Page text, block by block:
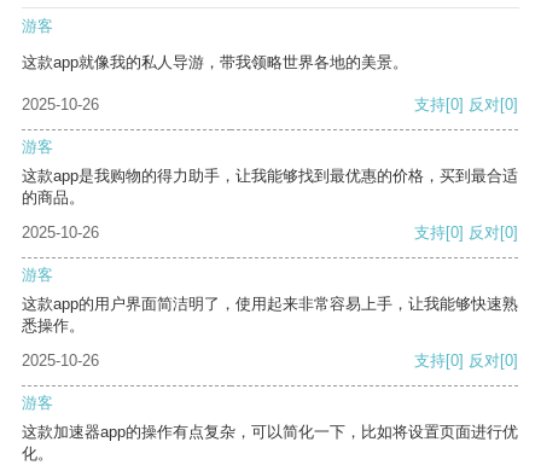
游客
这款app就像我的私人导游，带我领略世界各地的美景。
2025-10-26 支持[0] 反对[0]
游客
这款app是我购物的得力助手，让我能够找到最优惠的价格，买到最合适
的商品。
2025-10-26
支持[0] 反对[0]
游客
这款app的用户界面简洁明了，使用起来非常容易上手，让我能够快速熟
悉操作。
2025-10-26
支持[0] 反对[0]
游客
这款加速器app的操作有点复杂，可以简化一下，比如将设置页面进行优
化。